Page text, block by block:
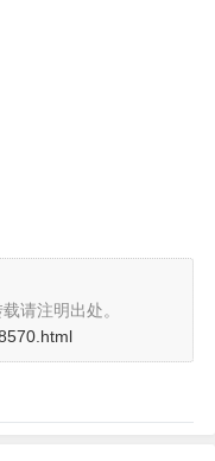
请注明出处。